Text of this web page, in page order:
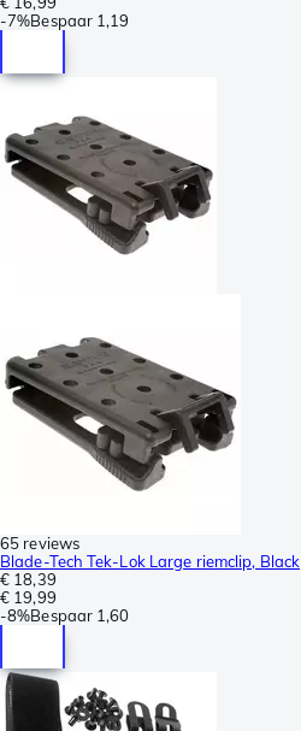
-7%Bespaar 1,19
65 reviews
Blade-Tech Tek-Lok Large riemclip, Black
€ 18,39
€ 19,99
-8%Bespaar 1,60